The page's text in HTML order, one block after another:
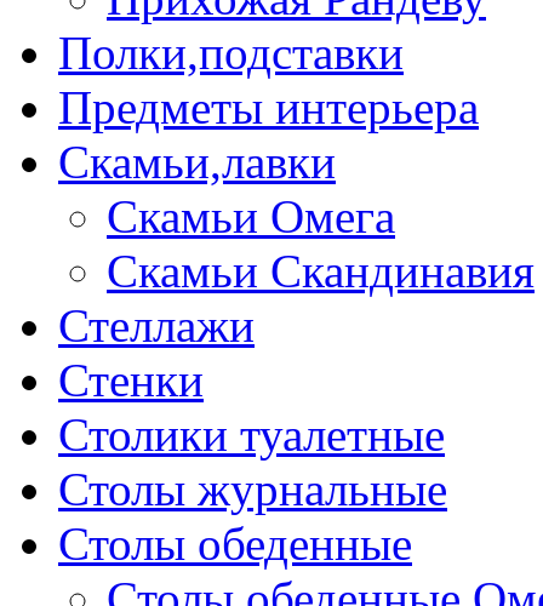
Полки,подставки
Предметы интерьера
Скамьи,лавки
Скамьи Омега
Скамьи Скандинавия
Стеллажи
Стенки
Столики туалетные
Столы журнальные
Столы обеденные